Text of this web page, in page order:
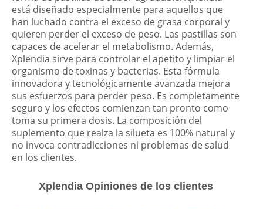
está diseñado especialmente para aquellos que
han luchado contra el exceso de grasa corporal y
quieren perder el exceso de peso. Las pastillas son
capaces de acelerar el metabolismo. Además,
Xplendia sirve para controlar el apetito y limpiar el
organismo de toxinas y bacterias. Esta fórmula
innovadora y tecnológicamente avanzada mejora
sus esfuerzos para perder peso. Es completamente
seguro y los efectos comienzan tan pronto como
toma su primera dosis. La composición del
suplemento que realza la silueta es 100% natural y
no invoca contradicciones ni problemas de salud
en los clientes.
Xplendia Opiniones de los clientes